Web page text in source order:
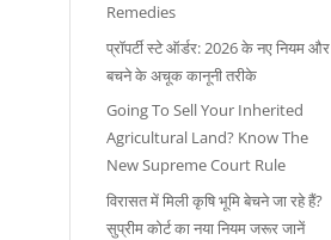
Remedies
प्रॉपर्टी स्टे ऑर्डर: 2026 के नए नियम और
बचने के अचूक कानूनी तरीके
Going To Sell Your Inherited
Agricultural Land? Know The
New Supreme Court Rule
विरासत में मिली कृषि भूमि बेचने जा रहे हैं?
सुप्रीम कोर्ट का नया नियम जरूर जानें